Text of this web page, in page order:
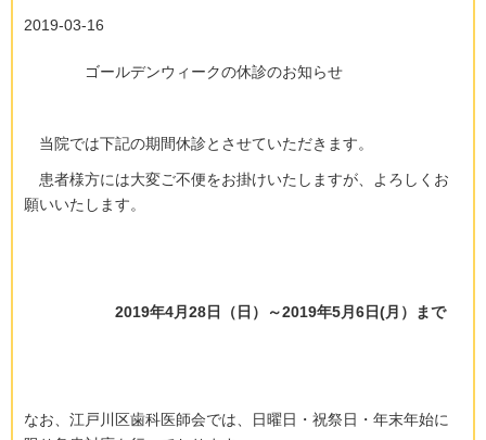
2019-03-16
ゴールデンウィークの休診のお知らせ
当院では下記の期間休診とさせていただきます。
患者様方には大変ご不便をお掛けいたしますが、よろしくお
願いいたします。
2019年4月28日（日）～2019年5月6日(月）まで
なお、江戸川区歯科医師会では、日曜日・祝祭日・年末年始に